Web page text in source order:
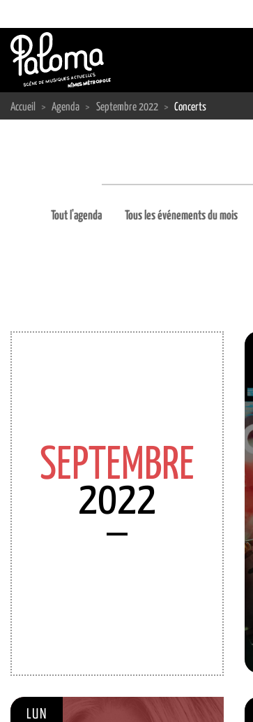
au
contenu
Accueil > Agenda > Septembre 2022 > Concerts
Tout l'agenda Tous les événements du mois
SEPTEMBRE
2022
LUN